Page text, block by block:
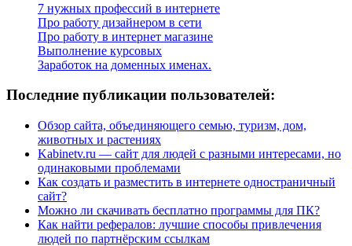
7 нужных профессий в интернете
Про работу дизайнером в сети
Про работу в интернет магазине
Выполнение курсовых
Заработок на доменных именах.
Последние публикации пользователей:
Обзор сайта, объединяющего семью, туризм, дом,
животных и растениях
Kabinetv.ru — сайт для людей с разными интересами, но
одинаковыми проблемами
Как создать и разместить в интернете одностраничный
сайт?
Можно ли скачивать бесплатно программы для ПК?
Как найти рефералов: лучшие способы привлечения
людей по партнёрским ссылкам